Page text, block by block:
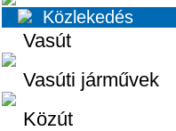
Közlekedés
Vasút
Vasúti járművek
Közút